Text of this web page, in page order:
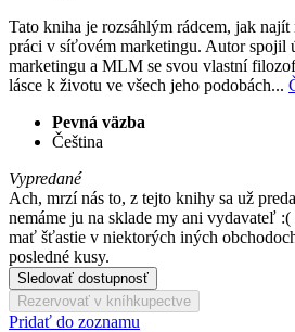
Tato kniha je rozsáhlým rádcem, jak
práci v síťovém marketingu. Autor spojil
marketingu a MLM se svou vlastní
lásce k životu ve všech jeho podobách...
Pevná väzba
Čeština
Vypredané
Ach, mrzí nás to, z tejto knihy sa už
nemáme ju na sklade my ani vydavateľ
mať šťastie v niektorých iných
posledné kusy.
Sledovať dostupnosť
Rezervovať v kníhkupectve
Pridať do zoznamu